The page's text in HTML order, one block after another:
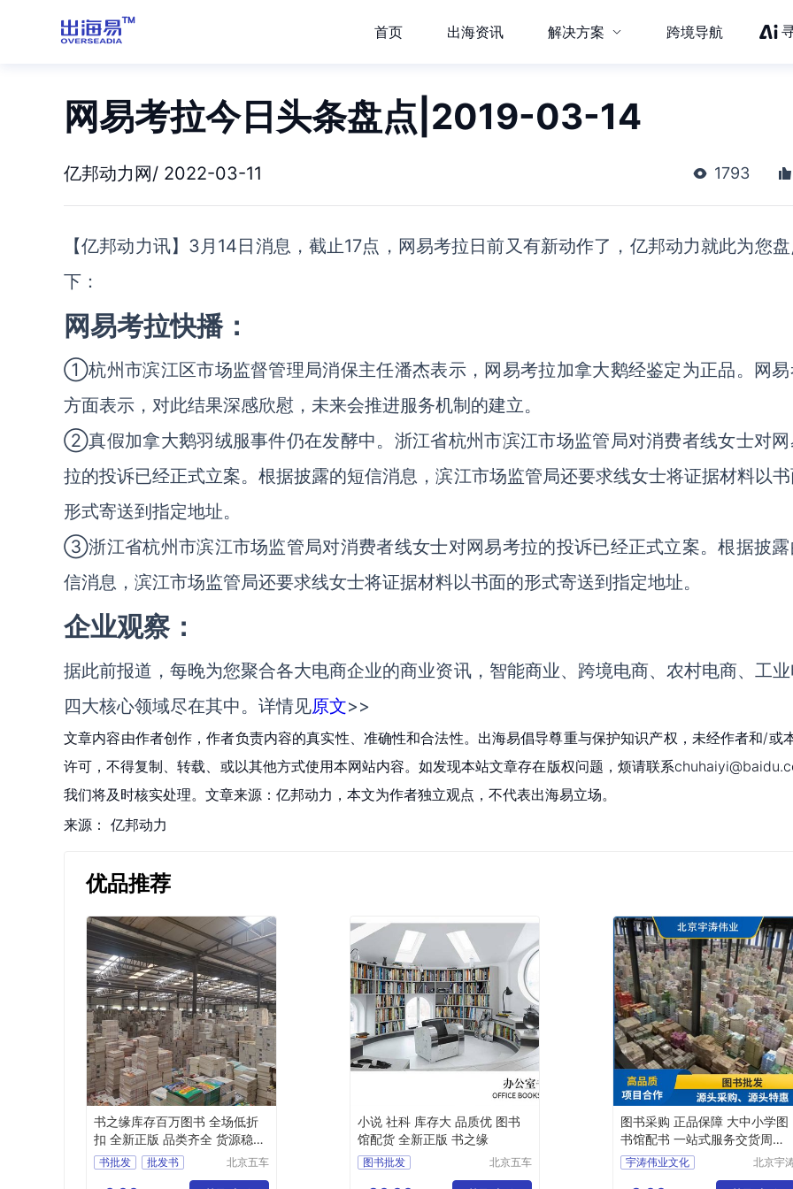
首页 出海资讯 解决方案 跨境导航
网易考拉今日头条盘点|2019-03-14
亿邦动力网/ 2022-03-11 1793
【亿邦动力讯】3月14日消息，截止17点，网易考拉日前又有新动作了，亿邦动力就此为您
下：
网易考拉快播：
①杭州市滨江区市场监督管理局消保主任潘杰表示，网易考拉加拿大鹅经鉴定为正品。网
方面表示，对此结果深感欣慰，未来会推进服务机制的建立。
②真假加拿大鹅羽绒服事件仍在发酵中。浙江省杭州市滨江市场监管局对消费者线女士对
拉的投诉已经正式立案。根据披露的短信消息，滨江市场监管局还要求线女士将证据材料以
形式寄送到指定地址。
③浙江省杭州市滨江市场监管局对消费者线女士对网易考拉的投诉已经正式立案。根据披
信消息，滨江市场监管局还要求线女士将证据材料以书面的形式寄送到指定地址。
企业观察：
据此前报道，每晚为您聚合各大电商企业的商业资讯，智能商业、跨境电商、农村电商、工
四大核心领域尽在其中。详情见原文>>
文章内容由作者创作，作者负责内容的真实性、准确性和合法性。出海易倡导尊重与保护知识产权，未经作者和/或
许可，不得复制、转载、或以其他方式使用本网站内容。如发现本站文章存在版权问题，烦请联系
我们将及时核实处理。文章来源：亿邦动力，本文为作者独立观点，不代表出海易立场。
来源： 亿邦动力
优品推荐
书之缘库存百万图书 全场低折
扣 全新正版 品类齐全 货源稳定
中外名著
书批发
批发书
图书采购
北京五车
小说 社科 库存大 品质优 图书
馆配货 全新正版 书之缘
图书批发
批发书
北京五车
图书采购 正品保障 大中小学图
书馆配书 一站式服务交货周期
短宇涛伟业文化
北京宇